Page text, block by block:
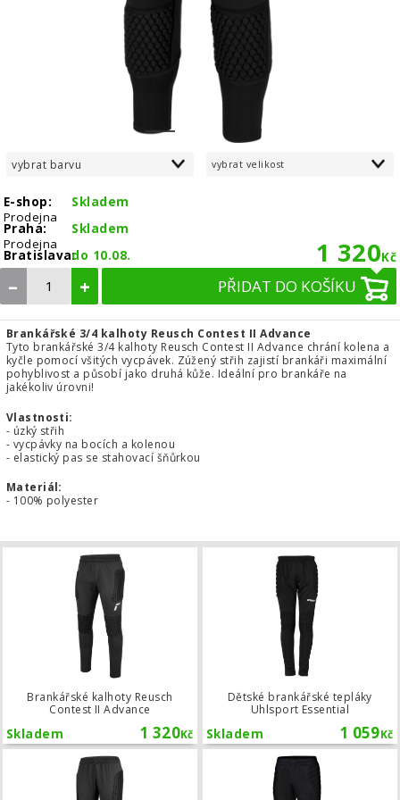
vybrat barvu vybrat velikost
E-shop:
Skladem
Prodejna
Praha:
Skladem
Prodejna
Bratislava:do 10.08. 1 320Kč
– + PŘIDAT DO KOŠÍKU
Brankářské 3/4 kalhoty Reusch Contest II Advance
Tyto brankářské 3/4 kalhoty Reusch Contest II Advance chrání kolena a
kyčle pomocí všitých vycpávek. Zúžený střih zajistí brankáři maximální
pohyblivost a působí jako druhá kůže. Ideální pro brankáře na
jakékoliv úrovni!
Vlastnosti:
- úzký střih
- vycpávky na bocích a kolenou
- elastický pas se stahovací šňůrkou
Materiál:
- 100% polyester
Brankářské kalhoty Reusch
Contest II Advance
1 320Kč
Skladem
Brankářské kalhoty Reusch Contest
Dětské brankářské tepláky
Uhlsport Essential
1 059Kč
Skladem
Dětské brankářské kalhoty Reusch